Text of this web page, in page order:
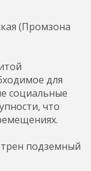
(Промзона
для
социальные
что
подземный